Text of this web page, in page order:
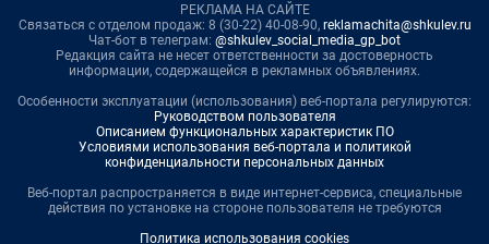
РЕКЛАМА НА САЙТЕ
Связаться с отделом продаж: 8 (30-22) 40-08-90, reklamachita@shkulev.ru
Чат-бот в телеграм: @shkulev_social_media_gp_bot
Редакция сайта не несет ответственности за достоверность
информации, содержащейся в рекламных объявлениях.
Особенности эксплуатации (использования) веб-портала регулируются:
Руководством пользователя
Описанием функциональных характеристик ПО
Условиями использования веб-портала и политикой
конфиденциальности персональных данных
Веб-портал распространяется в виде интернет-сервиса, специальные
действия по установке на стороне пользователя не требуются
Политика использования cookies